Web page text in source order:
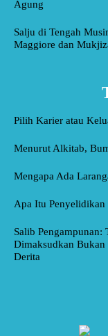
Agung
Salju di Tengah
Maggiore dan
Pilih Karier atau
Menurut Alkitab,
Mengapa Ada
Apa Itu Penyelidikan
Salib Pengampunan:
Dimaksudkan
Derita